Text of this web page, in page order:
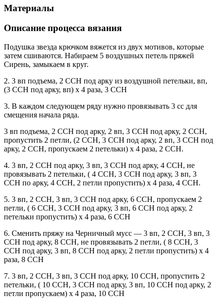
Материалы
Описание процесса вязания
Подушка звезда крючком вяжется из двух мотивов, которые
затем сшиваются. Набираем 5 воздушных петель пряжей
Сирень, замыкаем в круг.
2. 3 вп подъема, 2 ССН под арку из воздушной петельки, вп,
(3 ССН под арку, вп) х 4 раза, 3 ССН
3. В каждом следующем ряду нужно провязывать 3 сс для
смещения начала ряда.
3 вп подъема, 2 ССН под арку, 2 вп, 3 ССН под арку, 2 ССН,
пропустить 2 петли, (2 ССН, 3 ССН под арку, 2 вп, 3 ССН под
арку, 2 ССН, пропускаем 2 петельки) х 4 раза, 2 ССН.
4. 3 вп, 2 ССН под арку, 3 вп, 3 ССН под арку, 4 ССН, не
провязывать 2 петельки, ( 4 ССН, 3 ССН под арку, 3 вп, 3
ССН по арку, 4 ССН, 2 петли пропустить) х 4 раза, 4 ССН.
5. 3 вп, 2 ССН, 3 вп, 3 ССН под арку, 6 ССН, пропускаем 2
петли, ( 6 ССН, 3 ССН под арку, 3 вп, 6 ССН под арку, 2
петельки пропустить) х 4 раза, 6 ССН
6. Сменить пряжу на Черничный мусс — 3 вп, 2 ССН, 3 вп, 3
ССН под арку, 8 ССН, не провязывать 2 петли, ( 8 ССН, 3
ССН под арку, 3 вп, 8 ССН под арку, 2 петли пропустить) х 4
раза, 8 ССН
7. 3 вп, 2 ССН, 3 вп, 3 ССН под арку, 10 ССН, пропустить 2
петельки, ( 10 ССН, 3 ССН под арку, 3 вп, 10 ССН под арку, 2
петли пропускаем) х 4 раза, 10 ССН